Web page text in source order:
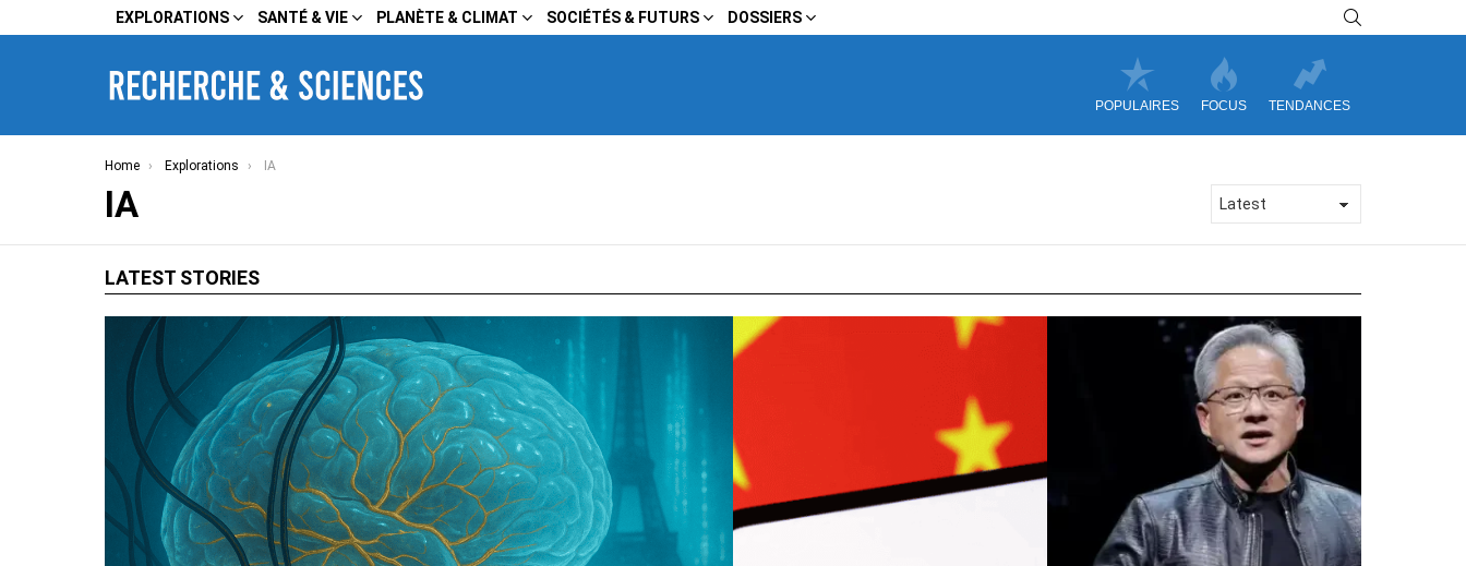
EXPLORATIONS SANTÉ & VIE PLANÈTE & CLIMAT SOCIÉTÉS & FUTURS DOSSIERS
POPULAIRES FOCUS TENDANCES
You are here:
Home Explorations IA
IA
LATEST STORIES